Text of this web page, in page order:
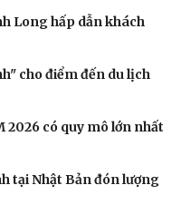
Long hấp dẫn khách
cho điểm đến du lịch
2026 có quy mô lớn nhất
tại Nhật Bản đón lượng